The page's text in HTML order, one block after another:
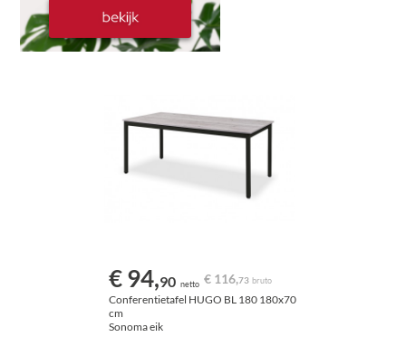
€ 94,90 netto € 116,73 bruto
Conferentietafel HUGO BL 180 180x70
cm
Sonoma eik